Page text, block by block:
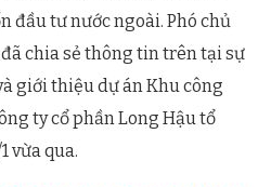
đầu tư nước ngoài. Phó chủ
chia sẻ thông tin trên tại sự
giới thiệu dự án Khu công
ty cổ phần Long Hậu tổ
vừa qua.